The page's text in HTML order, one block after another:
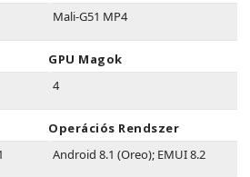
Mali-G51 MP4
GPU Magok
4
Operációs Rendszer
Android 8.1 (Oreo); EMUI 8.2